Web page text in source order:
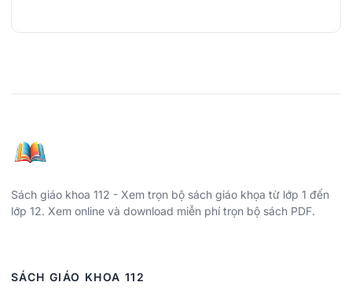
Sách giáo khoa 112 - Xem trọn bộ sách giáo khọa từ lớp 1 đến
lớp 12. Xem online và download miễn phí trọn bộ sách PDF.
SÁCH GIÁO KHOA 112